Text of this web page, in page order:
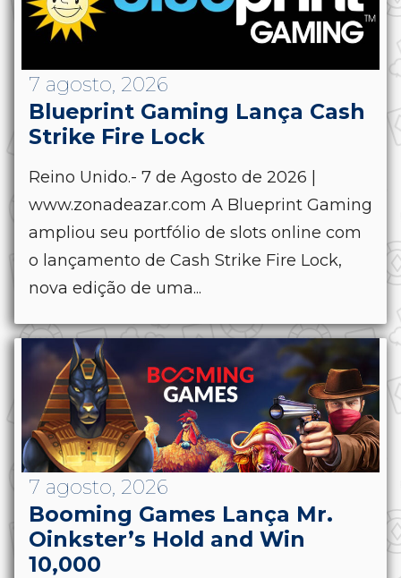
7 agosto, 2026
Blueprint Gaming Lança Cash
Strike Fire Lock
Reino Unido.- 7 de Agosto de 2026 |
www.zonadeazar.com A Blueprint Gaming
ampliou seu portfólio de slots online com
o lançamento de Cash Strike Fire Lock,
nova edição de uma...
7 agosto, 2026
Booming Games Lança Mr.
Oinkster’s Hold and Win
10,000